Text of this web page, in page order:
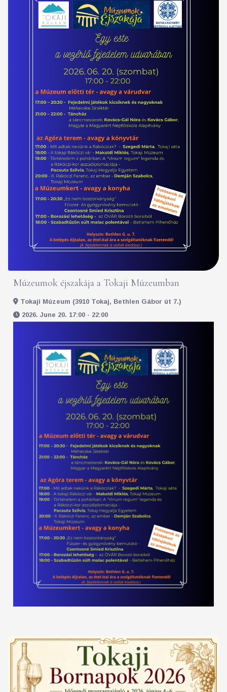
Múzeumok éjszakája a Tokaji Múzeumban
Tokaji Múzeum (3910 Tokaj, Bethlen Gábor út 7.)
2026. June 20. 17:00 - 22:00